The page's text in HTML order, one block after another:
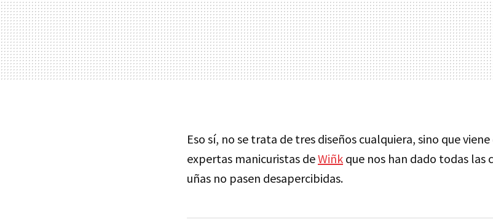
Eso sí, no se trata de tres diseños cualquiera, sino que
expertas manicuristas deWiñk que nos han dado todas las
uñas no pasen desapercibidas.